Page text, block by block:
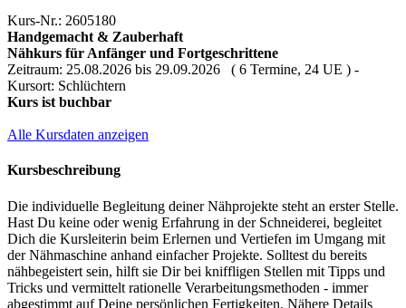
Kurs-Nr.: 2605180
Handgemacht & Zauberhaft
Nähkurs für Anfänger und Fortgeschrittene
Zeitraum: 25.08.2026 bis 29.09.2026 ( 6 Termine, 24 UE ) -
Kursort: Schlüchtern
Kurs ist buchbar
Alle Kursdaten anzeigen
Kursbeschreibung
Die individuelle Begleitung deiner Nähprojekte steht an erster Stelle.
Hast Du keine oder wenig Erfahrung in der Schneiderei, begleitet
Dich die Kursleiterin beim Erlernen und Vertiefen im Umgang mit
der Nähmaschine anhand einfacher Projekte. Solltest du bereits
nähbegeistert sein, hilft sie Dir bei kniffligen Stellen mit Tipps und
Tricks und vermittelt rationelle Verarbeitungsmethoden - immer
abgestimmt auf Deine persönlichen Fertigkeiten. Nähere Details